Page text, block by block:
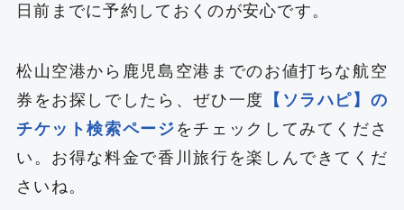
日前までに予約しておくのが安心です。
松山空港から鹿児島空港までのお値打ちな航空
券をお探しでしたら、ぜひ一度
【ソラハピ】の
チケット検索ページ をチェックしてみてくださ
い。お得な料金で香川旅行を楽しんできてくだ
さいね。